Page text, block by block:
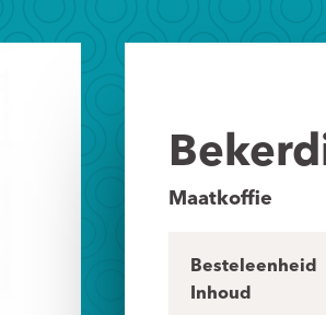
Maatkoffie
Besteleenheid
Inhoud